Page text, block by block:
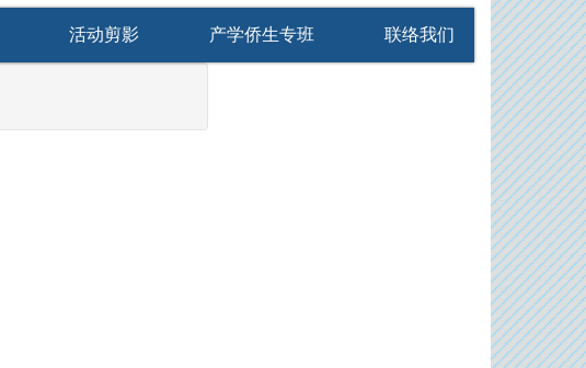
活动剪影 产学侨生专班 联络我们